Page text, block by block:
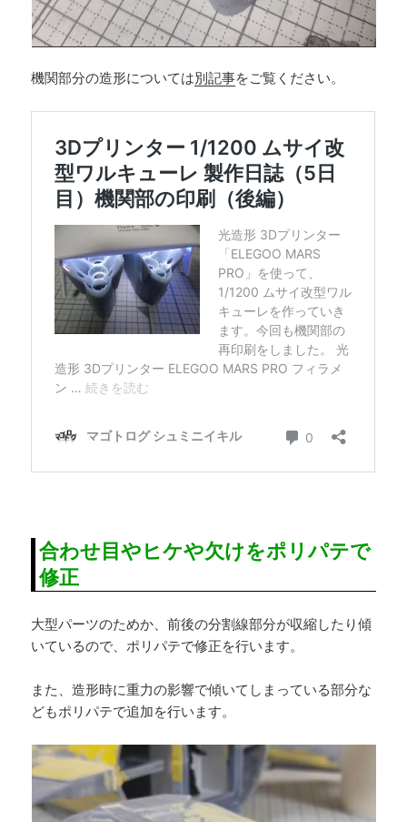
機関部分の造形については別記事をご覧ください。
合わせ目やヒケや欠けをポリパテで
修正
大型パーツのためか、前後の分割線部分が収縮したり傾
いているので、ポリパテで修正を行います。
また、造形時に重力の影響で傾いてしまっている部分な
どもポリパテで追加を行います。